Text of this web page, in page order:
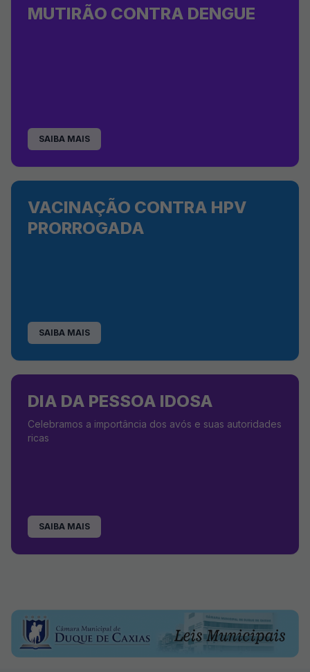
MUTIRÃO CONTRA DENGUE
SAIBA MAIS
VACINAÇÃO CONTRA HPV
PRORROGADA
SAIBA MAIS
DIA DA PESSOA IDOSA
Celebramos a importância dos avós e suas autoridades
ricas
SAIBA MAIS